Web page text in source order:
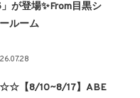
が登場✨From目黒シ
ルーム
【8/10~8/17】ABE